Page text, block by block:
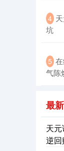
北
4
坑
5
气陈
最
天
逆回